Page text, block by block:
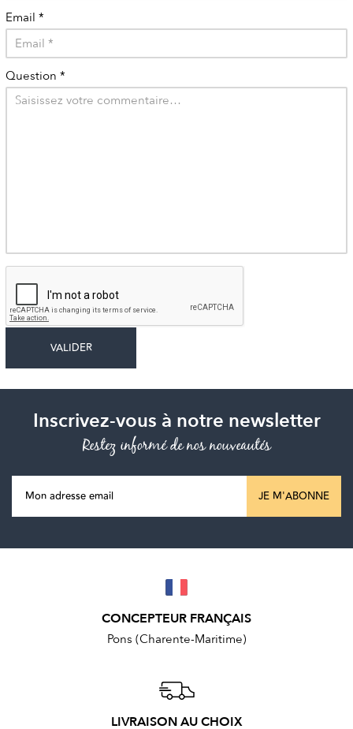
Email *
Question *
Inscrivez-vous à notre newsletter
Restez informé de nos nouveautés
JE M'ABONNE
CONCEPTEUR FRANÇAIS
Pons (Charente-Maritime)
LIVRAISON AU CHOIX